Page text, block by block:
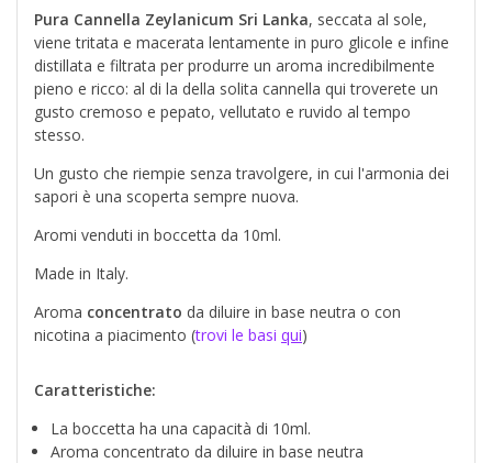
Pura Cannella Zeylanicum Sri Lanka, seccata al sole,
viene tritata e macerata lentamente in puro glicole e infine
distillata e filtrata per produrre un aroma incredibilmente
pieno e ricco: al di la della solita cannella qui troverete un
gusto cremoso e pepato, vellutato e ruvido al tempo
stesso.
Un gusto che riempie senza travolgere, in cui l'armonia dei
sapori è una scoperta sempre nuova.
Aromi venduti in boccetta da 10ml.
Made in Italy.
Aroma concentrato da diluire in base neutra o con
nicotina a piacimento (trovi le basi qui)
Caratteristiche:
La boccetta ha una capacità di 10ml.
Aroma concentrato da diluire in base neutra